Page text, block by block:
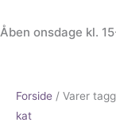
Åben onsdage kl.
Forside / Varer
kat